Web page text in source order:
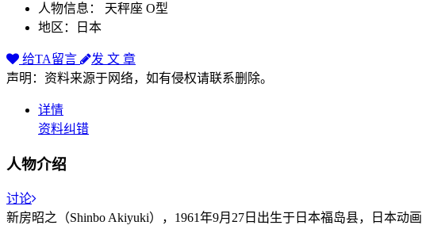
人物信息： 天秤座 O型
地区：日本
给TA留言
发 文 章
声明：资料来源于网络，如有侵权请联系删除。
详情
资料纠错
人物介绍
讨论
新房昭之（Shinbo Akiyuki），1961年9月27日出生于日本福岛县，日本